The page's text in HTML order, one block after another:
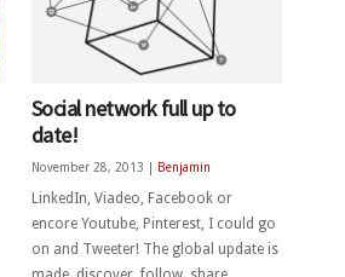
Social network full up to
date!
November 28, 2013 | Benjamin
LinkedIn, Viadeo, Facebook or
encore Youtube, Pinterest, I could go
on and Tweeter! The global update is